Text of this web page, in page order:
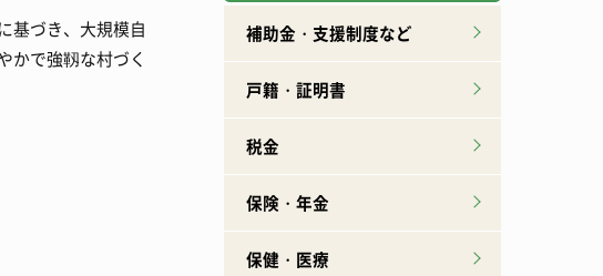
広報誌下北山
特産品ができるまで
基づき、大規模自
かで強靱な村づく
補助金・支援制度など
戸籍・証明書
税金
保険・年金
保健・医療